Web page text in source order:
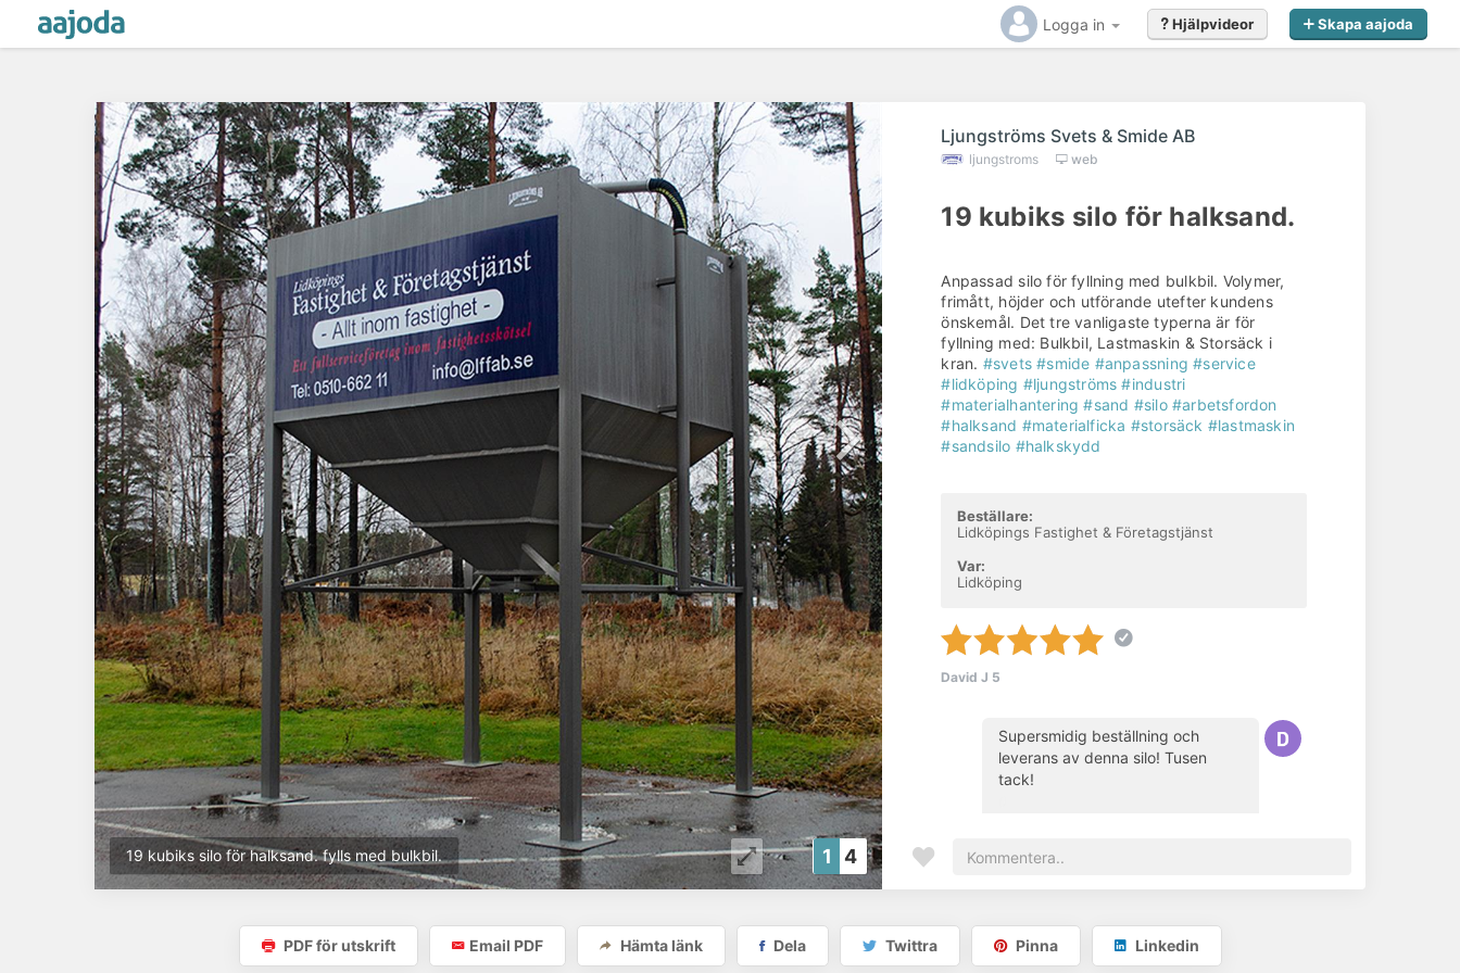
Logga in Skapa aajoda
Hjälpvideor
19 kubiks silo för halksand. fylls med bulkbil.
behöver.
1 4
Ljungströms Svets & Smide AB
ljungstroms web
19 kubiks silo för halksand.
Anpassad silo för fyllning med bulkbil. Volymer,
frimått, höjder och utförande utefter kundens
önskemål. Det tre vanligaste typerna är för
fyllning med: Bulkbil, Lastmaskin & Storsäck i
kran. #svets #smide #anpassning #service
#lidköping #ljungströms #industri
#materialhantering #sand #silo #arbetsfordon
#halksand #materialficka #storsäck #lastmaskin
#sandsilo #halkskydd
Beställare:
Lidköpings Fastighet & Företagstjänst
Var:
Lidköping
David J 5
Supersmidig beställning och
leverans av denna silo! Tusen
tack!
PDF för utskrift Email PDF Hämta länk Dela Twittra Pinna Linkedin